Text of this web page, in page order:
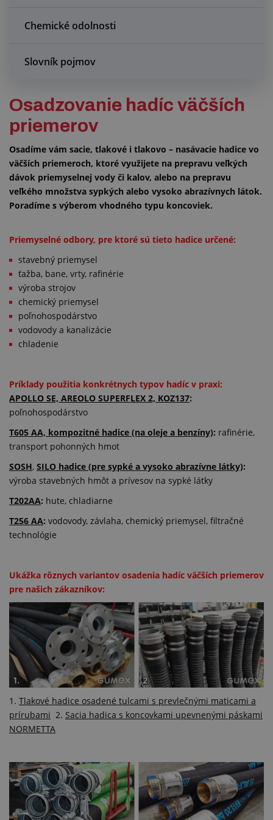
Chemické odolnosti
Slovník pojmov
Osadzovanie hadíc väčších
priemerov
Osadíme vám sacie, tlakové i tlakovo – nasávacie hadice vo
väčších priemeroch, ktoré využijete na prepravu veľkých
dávok priemyselnej vody či kalov, alebo na prepravu
veľkého množstva sypkých alebo vysoko abrazívnych látok.
Poradíme s výberom vhodného typu koncoviek.
Priemyselné odbory, pre ktoré sú tieto hadice určené:
stavebný priemysel
ťažba, bane, vrty, rafinérie
výroba strojov
chemický priemysel
poľnohospodárstvo
vodovody a kanalizácie
chladenie
Príklady použitia konkrétnych typov hadíc v praxi:
APOLLO SE, AREOLO SUPERFLEX 2, KOZ137:
poľnohospodárstvo
T605 AA, kompozitné hadice (na oleje a benzíny): rafinérie,
transport pohonných hmot
SOSH, SILO hadice (pre sypké a vysoko abrazívne látky):
výroba stavebných hmôt a prívesov na sypké látky
T202AA: hute, chladiarne
T256 AA: vodovody, závlaha, chemický priemysel, filtračné
technológie
Ukážka rôznych variantov osadenia hadíc väčších priemerov
pre našich zákazníkov:
1. Tlakové hadice osadené tulcami s prevlečnými maticami a
prírubami 2. Sacia hadica s koncovkami upevnenými páskami
NORMETTA